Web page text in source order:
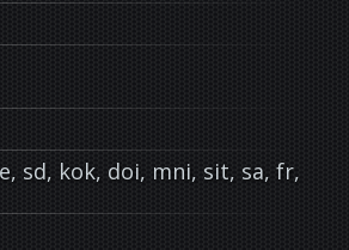
sd, kok, doi, mni, sit, sa, fr,